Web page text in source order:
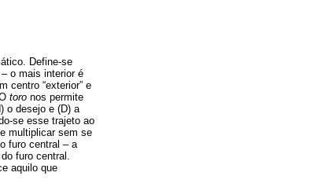
Define-se
o mais interior é
centro “exterior” e
toro nos permite
o desejo e (D) a
se esse trajeto ao
multiplicar sem se
furo central – a
furo central.
aquilo que